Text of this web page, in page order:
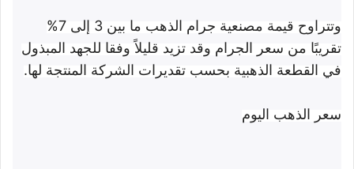
وتتراوح قيمة مصنعية جرام الذهب ما بين 3 إلى 7%
تقريبًا من سعر الجرام وقد تزيد قليلاً وفقا للجهد المبذول
في القطعة الذهبية بحسب تقديرات الشركة المنتجة لها.
سعر الذهب اليوم